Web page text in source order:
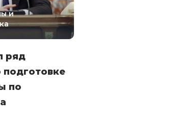
и
ряд
по